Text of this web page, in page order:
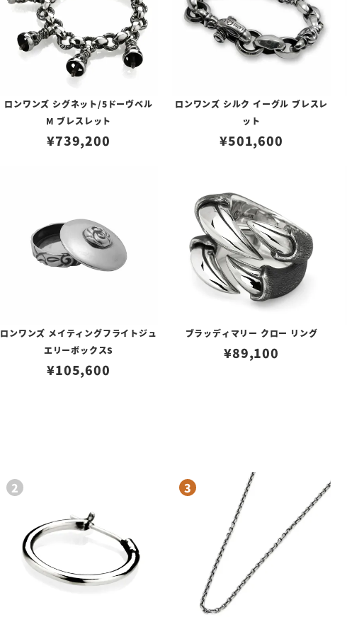
ロンワンズ シグネット/5ドーヴベル
M ブレスレット
¥739,200
ロンワンズ シルク イーグル ブレスレ
ット
¥501,600
ロンワンズ メイティングフライトジュ
エリーボックスS
¥105,600
ブラッディマリー クロー リング
¥89,100